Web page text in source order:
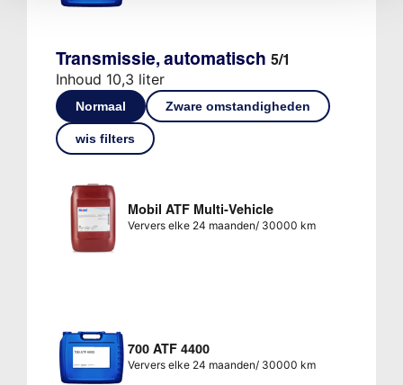
Transmissie, automatisch 5/1
Inhoud 10,3 liter
Normaal Zware omstandigheden
wis filters
Mobil ATF Multi-Vehicle
Ververs elke 24 maanden/ 30000 km
700 ATF 4400
Ververs elke 24 maanden/ 30000 km